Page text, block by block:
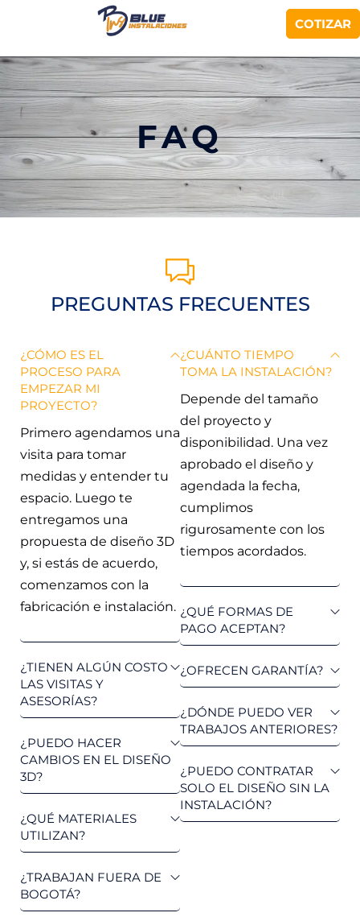
COTIZAR
FAQ
PREGUNTAS FRECUENTES
¿CÓMO ES EL
PROCESO PARA
EMPEZAR MI
PROYECTO?
Primero agendamos una
visita para tomar
medidas y entender tu
espacio. Luego te
entregamos una
propuesta de diseño 3D
y, si estás de acuerdo,
comenzamos con la
fabricación e instalación.
¿TIENEN ALGÚN COSTO
LAS VISITAS Y
ASESORÍAS?
¿PUEDO HACER
CAMBIOS EN EL DISEÑO
3D?
¿QUÉ MATERIALES
UTILIZAN?
¿TRABAJAN FUERA DE
BOGOTÁ?
¿CUÁNTO TIEMPO
TOMA LA INSTALACIÓN?
Depende del tamaño
del proyecto y
disponibilidad. Una vez
aprobado el diseño y
agendada la fecha,
cumplimos
rigurosamente con los
tiempos acordados.
¿QUÉ FORMAS DE
PAGO ACEPTAN?
¿OFRECEN GARANTÍA?
¿DÓNDE PUEDO VER
TRABAJOS ANTERIORES?
¿PUEDO CONTRATAR
SOLO EL DISEÑO SIN LA
INSTALACIÓN?